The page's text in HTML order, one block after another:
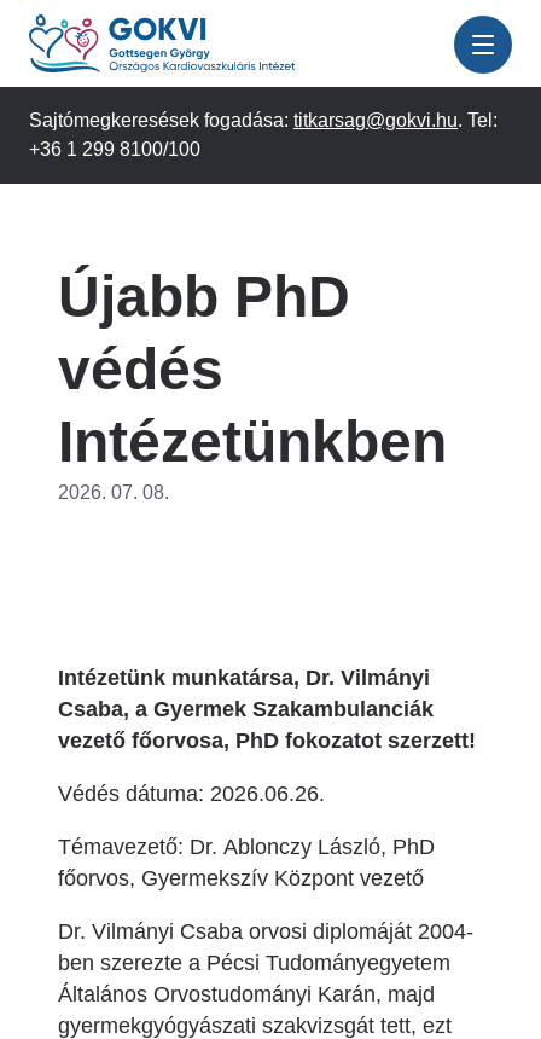
Ugrás
tartalomra
Sajtómegkeresések fogadása: titkarsag@gokvi.hu. Tel:
+36 1 299 8100/100
Újabb PhD
védés
Intézetünkben
2026. 07. 08.
Intézetünk munkatársa, Dr. Vilmányi
Csaba, a Gyermek Szakambulanciák
vezető főorvosa, PhD fokozatot szerzett!
Védés dátuma: 2026.06.26.
Témavezető: Dr. Ablonczy László, PhD
főorvos, Gyermekszív Központ vezető
Dr. Vilmányi Csaba orvosi diplomáját 2004-
ben szerezte a Pécsi Tudományegyetem
Általános Orvostudományi Karán, majd
gyermekgyógyászati szakvizsgát tett, ezt